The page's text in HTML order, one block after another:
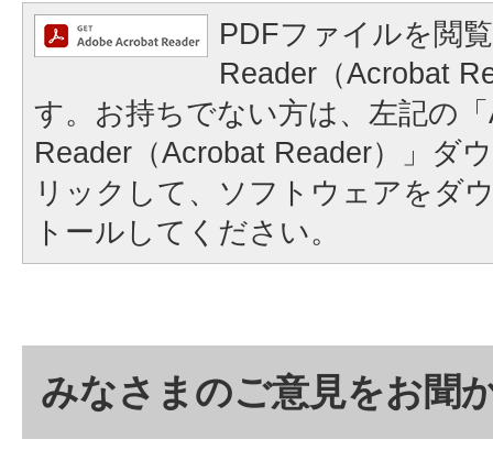
PDFファイルを閲
Reader（Acrobat
す。お持ちでない方は、左記の
Reader（Acrobat Reader）」ダ
リックして、ソフトウェアをダ
トールしてください。
みなさまのご意見をお聞